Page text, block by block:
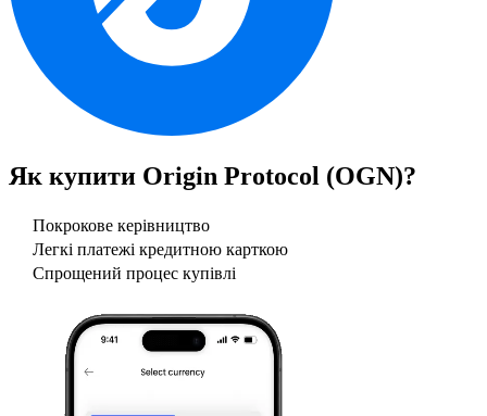
Як купити Origin Protocol (OGN)?
Покрокове керівництво
Легкі платежі кредитною карткою
Спрощений процес купівлі